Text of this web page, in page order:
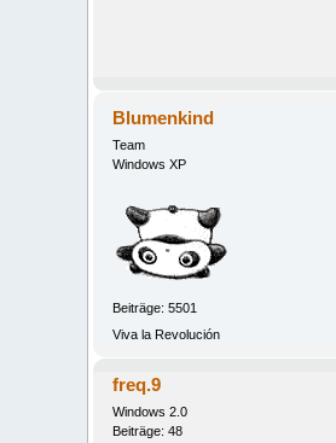
Blumenkind
Team
Windows XP
Beiträge: 5501
Viva la Revolución
freq.9
Windows 2.0
Beiträge: 48